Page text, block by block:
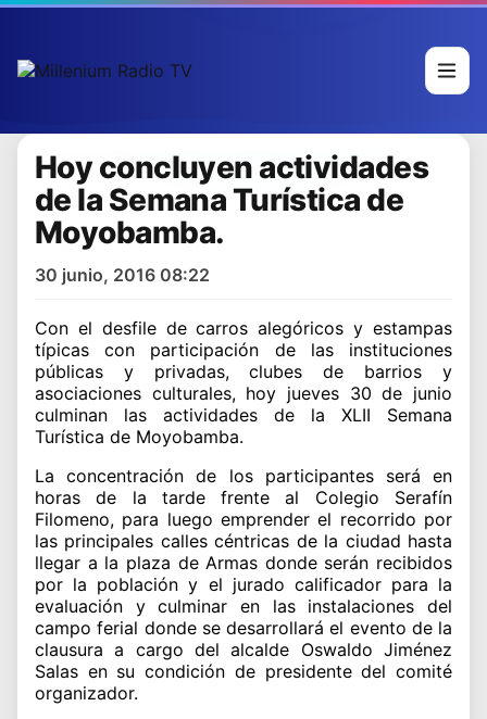
Hoy concluyen actividades
de la Semana Turística de
Moyobamba.
30 junio, 2016 08:22
Con el desfile de carros alegóricos y estampas
típicas con participación de las instituciones
públicas y privadas, clubes de barrios y
asociaciones culturales, hoy jueves 30 de junio
culminan las actividades de la XLII Semana
Turística de Moyobamba.
La concentración de los participantes será en
horas de la tarde frente al Colegio Serafín
Filomeno, para luego emprender el recorrido por
las principales calles céntricas de la ciudad hasta
llegar a la plaza de Armas donde serán recibidos
por la población y el jurado calificador para la
evaluación y culminar en las instalaciones del
campo ferial donde se desarrollará el evento de la
clausura a cargo del alcalde Oswaldo Jiménez
Salas en su condición de presidente del comité
organizador.